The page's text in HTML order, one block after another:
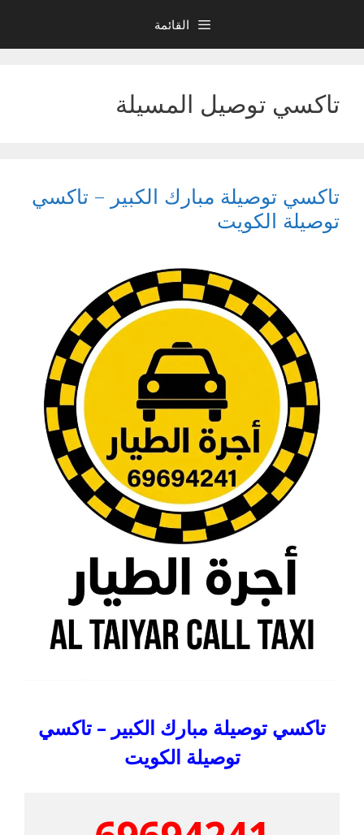
المحتوى
القائمة
تاكسي توصيل المسيلة
تاكسي توصيلة مبارك الكبير – تاكسي
توصيلة الكويت
تاكسي توصيلة مبارك الكبير – تاكسي
توصيلة الكويت